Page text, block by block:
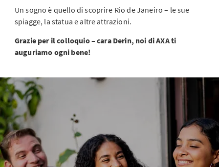
Un sogno è quello di scoprire Rio de Janeiro – le sue
spiagge, la statua e altre attrazioni.
Grazie per il colloquio – cara Derin, noi di AXA ti
auguriamo ogni bene!